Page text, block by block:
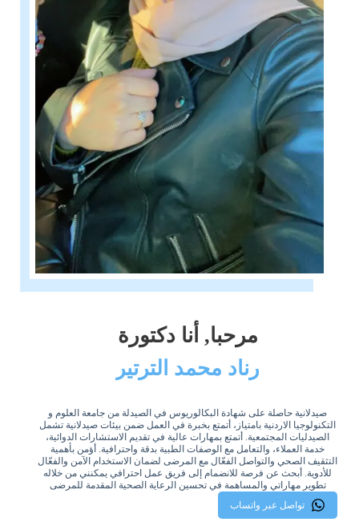
مرحبا, أنا دكتورة
رناد محمد الترتير
صيدلانية حاصلة على شهادة البكالوريوس في الصيدلة من جامعة العلوم و
التكنولوجيا الاردنية بامتياز، أتمتع بخبرة في العمل ضمن بيئات صيدلانية تشمل
الصيدليات المجتمعية. أتمتع بمهارات عالية في تقديم الاستشارات الدوائية،
خدمة العملاء، والتعامل مع الوصفات الطبية بدقة واحترافية. أؤمن بأهمية
التثقيف الصحي والتواصل الفعّال مع المرضى لضمان الاستخدام الآمن والفعّال
للأدوية. أبحث عن فرصة للانضمام إلى فريق عمل احترافي يمكنني من خلاله
تطوير مهاراتي والمساهمة في تحسين الرعاية الصحية المقدمة للمرضى
تواصل عبر واتساب